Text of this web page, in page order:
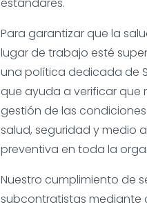
Para garantizar que la
lugar de trabajo esté
una política dedicada de
que ayuda a verificar que
gestión de las
salud, seguridad y medio
preventiva en toda la
Nuestro cumplimiento de
subcontratistas mediante